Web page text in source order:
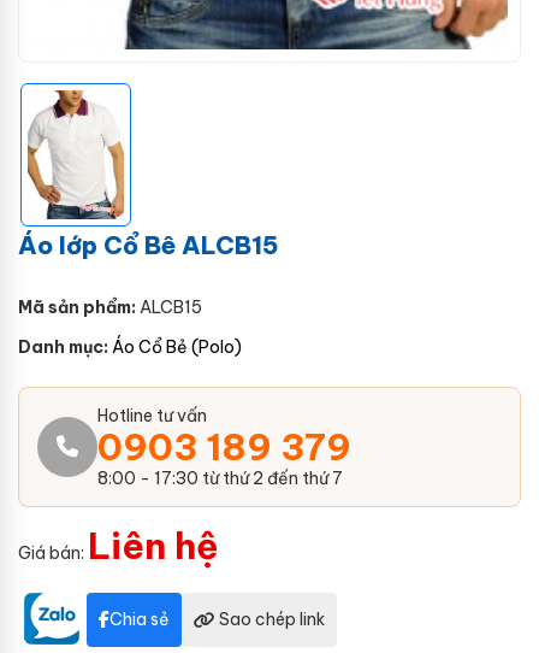
Áo lớp Cổ Bê ALCB15
Mã sản phẩm: ALCB15
Danh mục: Áo Cổ Bẻ (Polo)
Hotline tư vấn
0903 189 379
8:00 - 17:30 từ thứ 2 đến thứ 7
Giá bán: Liên hệ
Chia sẻ Sao chép link